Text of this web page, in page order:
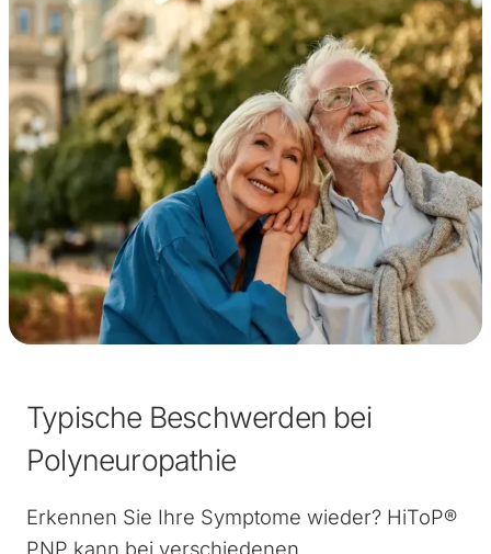
Typische Beschwerden bei
Polyneuropathie
Erkennen Sie Ihre Symptome wieder? HiToP®
PNP kann bei verschiedenen